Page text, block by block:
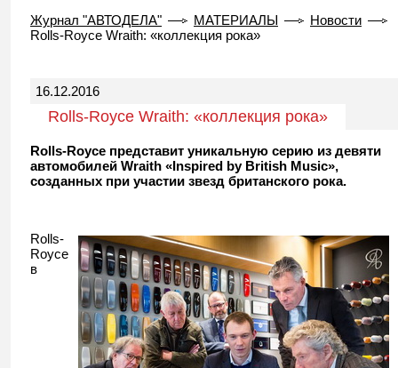
Журнал "АВТОДЕЛА" МАТЕРИАЛЫ
Новости
Rolls-Royce Wraith: «коллекция рока»
16.12.2016
Rolls-Royce Wraith: «коллекция рока»
Rolls-Royce представит уникальную серию из девяти
автомобилей Wraith «Inspired by British Music»,
созданных при участии звезд британского рока.
Rolls-
Royce
в